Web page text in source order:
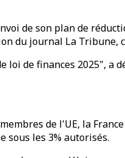
de son plan de
du journal La Tribune,
de finances 2025", a
de l'UE, la
sous les 3% autorisés.